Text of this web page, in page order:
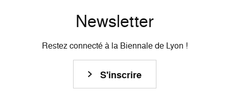
Newsletter
Restez connecté à la Biennale de Lyon !
S'inscrire